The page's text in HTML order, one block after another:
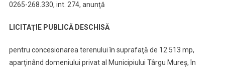
0265-268.330, int. 274, anunţă
LICITAŢIE PUBLICĂ DESCHISĂ
pentru concesionarea terenului în suprafaţă de 12.513 mp,
aparţinând domeniului privat al Municipiului Târgu Mureş, în